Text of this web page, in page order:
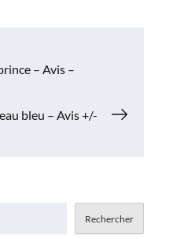
– Avis –
bleu – Avis +/-
Rechercher